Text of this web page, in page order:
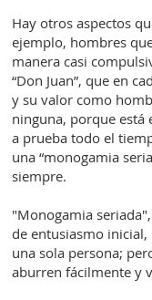
Hay otros aspectos
ejemplo, hombres
manera casi
“Don Juan”, que en
y su valor como
ninguna, porque está
a prueba todo el
una “monogamia
siempre.
"Monogamia
de entusiasmo
una sola persona;
aburren fácilmente y